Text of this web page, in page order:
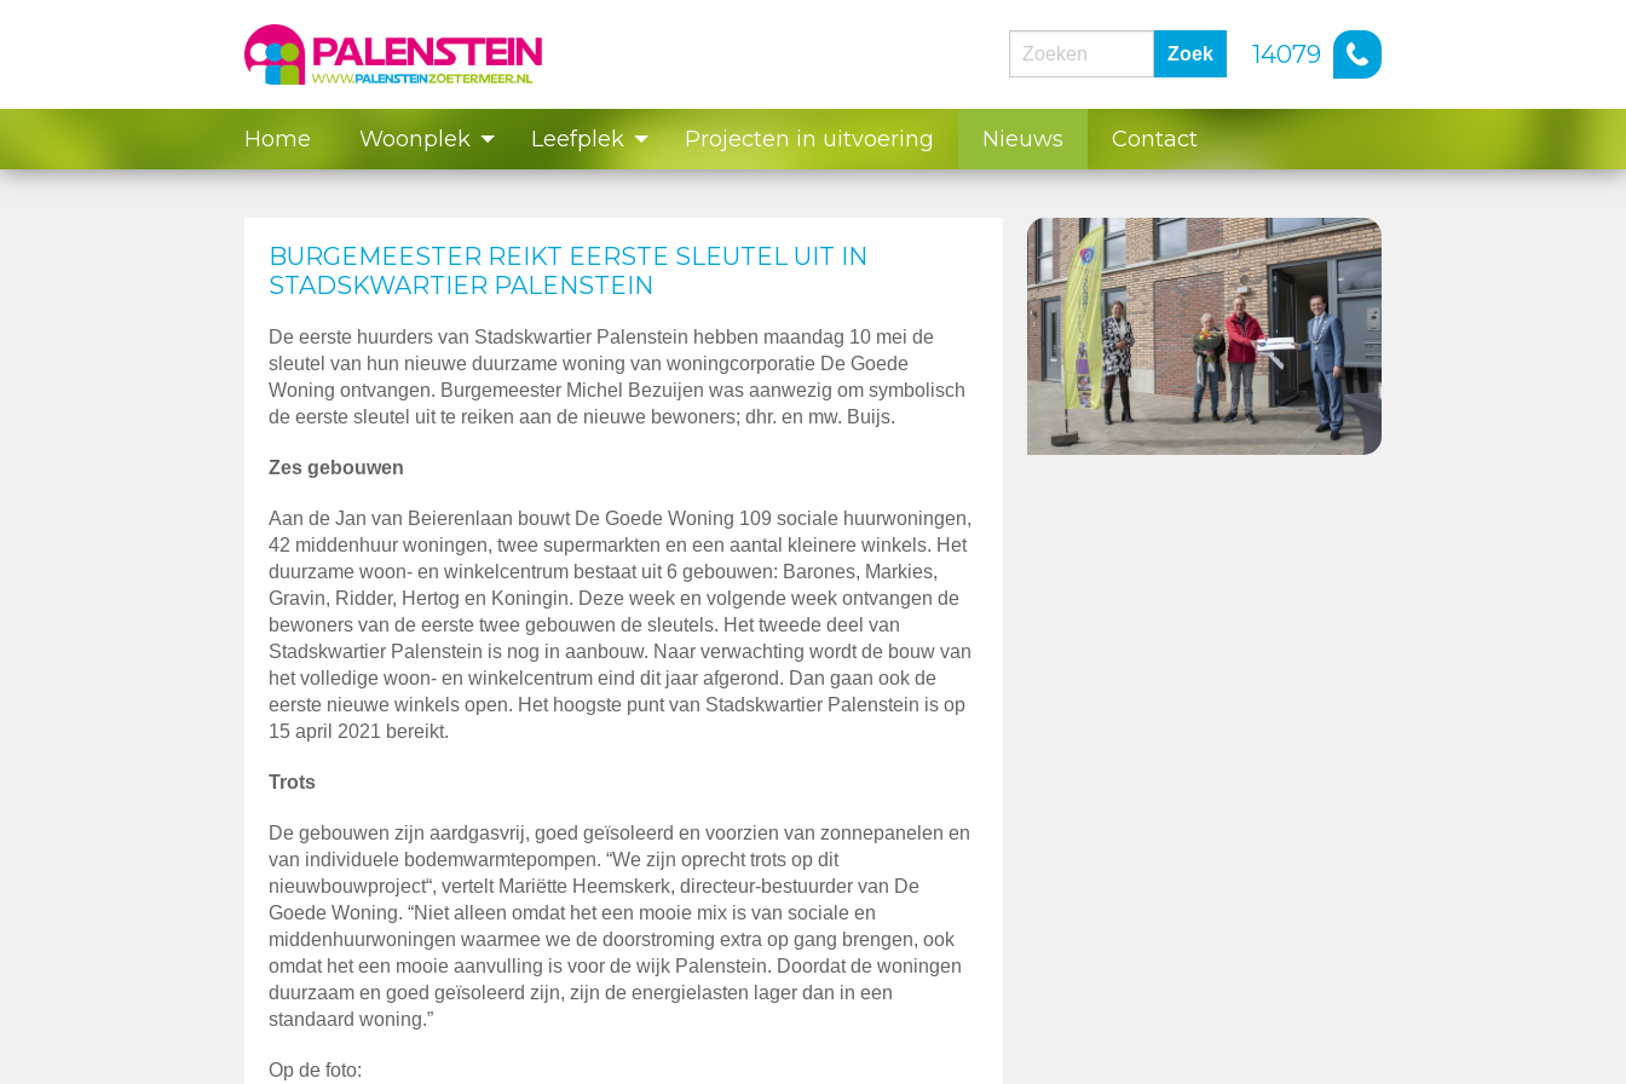
Zoek 14079
Home Woonplek Leefplek Projecten in uitvoering Nieuws Contact
BURGEMEESTER REIKT EERSTE SLEUTEL UIT IN
STADSKWARTIER PALENSTEIN
De eerste huurders van Stadskwartier Palenstein hebben maandag 10 mei de
sleutel van hun nieuwe duurzame woning van woningcorporatie De Goede
Woning ontvangen. Burgemeester Michel Bezuijen was aanwezig om symbolisch
de eerste sleutel uit te reiken aan de nieuwe bewoners; dhr. en mw. Buijs.
Zes gebouwen
Aan de Jan van Beierenlaan bouwt De Goede Woning 109 sociale huurwoningen,
42 middenhuur woningen, twee supermarkten en een aantal kleinere winkels. Het
duurzame woon- en winkelcentrum bestaat uit 6 gebouwen: Barones, Markies,
Gravin, Ridder, Hertog en Koningin. Deze week en volgende week ontvangen de
bewoners van de eerste twee gebouwen de sleutels. Het tweede deel van
Stadskwartier Palenstein is nog in aanbouw. Naar verwachting wordt de bouw van
het volledige woon- en winkelcentrum eind dit jaar afgerond. Dan gaan ook de
eerste nieuwe winkels open. Het hoogste punt van Stadskwartier Palenstein is op
15 april 2021 bereikt.
Trots
De gebouwen zijn aardgasvrij, goed geïsoleerd en voorzien van zonnepanelen en
van individuele bodemwarmtepompen. “We zijn oprecht trots op dit
nieuwbouwproject“, vertelt Mariëtte Heemskerk, directeur-bestuurder van De
Goede Woning. “Niet alleen omdat het een mooie mix is van sociale en
middenhuurwoningen waarmee we de doorstroming extra op gang brengen, ook
omdat het een mooie aanvulling is voor de wijk Palenstein. Doordat de woningen
duurzaam en goed geïsoleerd zijn, zijn de energielasten lager dan in een
standaard woning.”
Op de foto: